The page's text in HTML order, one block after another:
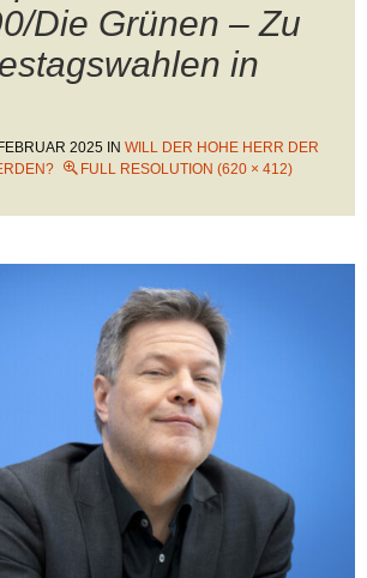
Die Grünen – Zu
in
2025 IN WILL DER HOHE HERR DER
FULL RESOLUTION (620 × 412)